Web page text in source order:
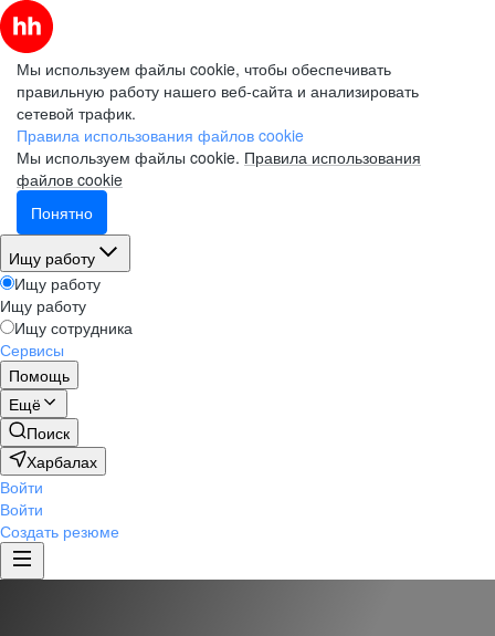
Мы используем файлы cookie, чтобы обеспечивать
правильную работу нашего веб-сайта и анализировать
сетевой трафик.
Правила использования файлов cookie
Мы используем файлы cookie. Правила использования
файлов cookie
Понятно
Ищу работу
Ищу работу
Ищу работу
Ищу сотрудника
Сервисы
Помощь
Ещё
Поиск
Харбалах
Войти
Войти
Создать резюме